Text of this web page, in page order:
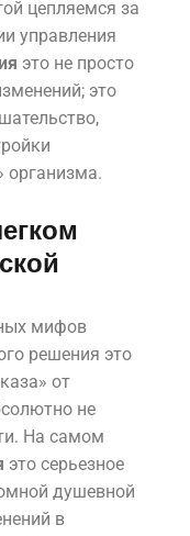
цепляемся за
управления
это не просто
это
организма.
мифов
решения это
от
не
На самом
это серьезное
душевной
в